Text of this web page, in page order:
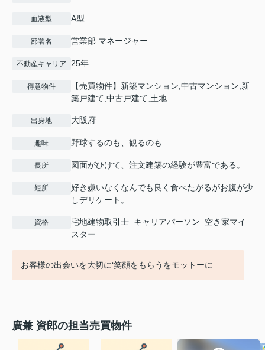
血液型 A型
部署名 営業部 マネージャー
不動産キャリア 25年
得意物件
【売買物件】新築マンション,中古マンション,新
築戸建て,中古戸建て,土地
出身地 大阪府
趣味 野球するのも、観るのも
長所 図面がひけて、注文建築の経験が豊富である。
短所
好き嫌いなくなんでも良く食べたがるがお腹が少
しデリケート。
資格
宅地建物取引士 キャリアパーソン 空き家マイ
スター
お客様の出会いを大切に‘笑顔をもらうをモットーに
廣兼 資郎の担当売買物件